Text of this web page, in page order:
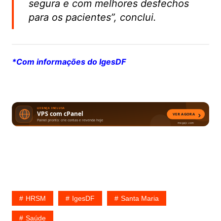
segura e com melhores desfechos
para os pacientes”, conclui.
*Com informações do IgesDF
HRSM IgesDF Santa Maria
Saúde